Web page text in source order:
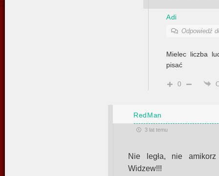
Adi
Odpowiedź
Mielec liczba
pisać
0
RedMan
3 lat temu
Nie legła, nie
Widzew!!!